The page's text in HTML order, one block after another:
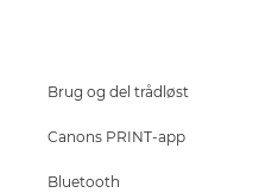
Brug og del trådløst
Canons PRINT-app
Bluetooth